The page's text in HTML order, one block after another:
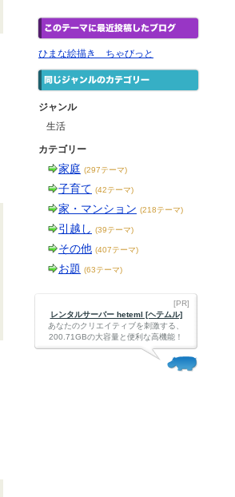
ひまな絵描き ちゃびっと
ジャンル
生活
カテゴリー
家庭 (297テーマ)
子育て (42テーマ)
家・マンション (218テーマ)
引越し (39テーマ)
その他 (407テーマ)
お題 (63テーマ)
[PR]
レンタルサーバー heteml [ヘテムル]
あなたのクリエイティブを刺激する、
200.71GBの大容量と便利な高機能！